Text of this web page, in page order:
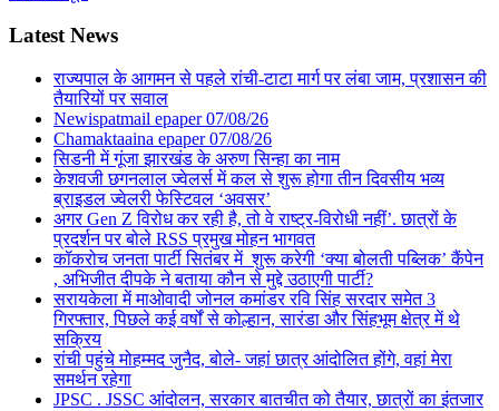
Latest News
राज्यपाल के आगमन से पहले रांची-टाटा मार्ग पर लंबा जाम, प्रशासन की
तैयारियों पर सवाल
Newispatmail epaper 07/08/26
Chamaktaaina epaper 07/08/26
सिडनी में गूंजा झारखंड के अरुण सिन्हा का नाम
केशवजी छगनलाल ज्वेलर्स में कल से शुरू होगा तीन दिवसीय भव्य
ब्राइडल ज्वेलरी फेस्टिवल ‘अवसर’
अगर Gen Z विरोध कर रही है, तो वे राष्ट्र-विरोधी नहीं’. छात्रों के
प्रदर्शन पर बोले RSS प्रमुख मोहन भागवत
कॉकरोच जनता पार्टी सितंबर में शुरू करेगी ‘क्या बोलती पब्लिक’ कैंपेन
, अभिजीत दीपके ने बताया कौन से मुद्दे उठाएगी पार्टी?
सरायकेला में माओवादी जोनल कमांडर रवि सिंह सरदार समेत 3
गिरफ्तार, पिछले कई वर्षों से कोल्हान, सारंडा और सिंहभूम क्षेत्र में थे
सक्रिय
रांची पहुंचे मोहम्मद जुनैद, बोले- जहां छात्र आंदोलित होंगे, वहां मेरा
समर्थन रहेगा
JPSC . JSSC आंदोलन, सरकार बातचीत को तैयार, छात्रों का इंतजार